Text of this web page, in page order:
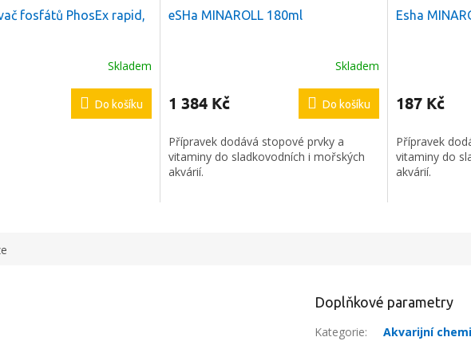
fosfátů PhosEx rapid,
Skladem
Do košíku
eSHa MINAROLL 180ml
Skladem
1 384 Kč Do košíku
Přípravek dodává stopové prvky a
vitaminy do sladkovodních i mořských
akvárií.
Esha
produktu
je
z
5
hvězdiček.
187 Kč
Přípravek
vitaminy do
akvárií.
Doplňkové parametry
Kategorie:
Akvarijní